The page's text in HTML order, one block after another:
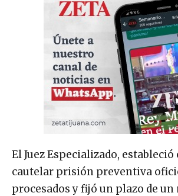
El Juez Especializado,
cautelar prisión preventiva
procesados y fijó un plazo de un